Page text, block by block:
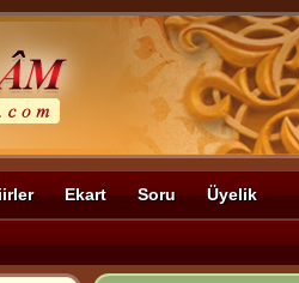
Ekart Soru Üyelik